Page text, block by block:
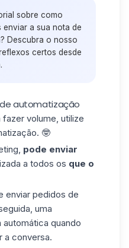
sobre como
a sua nota de
Descubra o nosso
certos desde
automatização
volume, utilize
🤓
, pode enviar
a todos os que o
enviar pedidos de
uma
quando
a conversa.